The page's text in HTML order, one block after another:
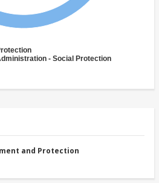
- Social Protection
and Protection